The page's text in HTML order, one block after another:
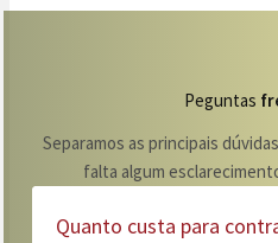
Peguntas
Separamos as principais
falta algum
Quanto custa para